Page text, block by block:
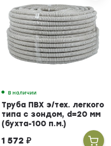
В наличии
Труба ПВХ э/тех. легкого
типа с зондом, d=20 мм
(бухта-100 п.м.)
1 572₽